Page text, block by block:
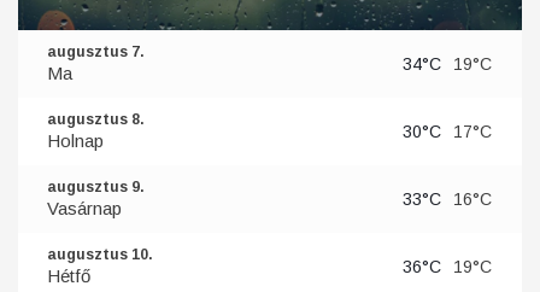
augusztus 7.
Ma 34°C 19°C
augusztus 8.
Holnap 30°C 17°C
augusztus 9.
Vasárnap 33°C 16°C
augusztus 10.
Hétfő 36°C 19°C